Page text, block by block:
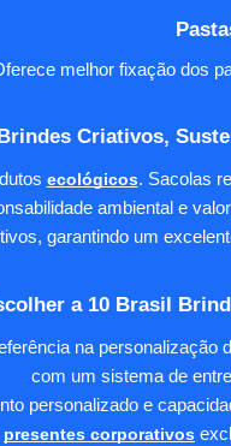
melhor fixação dos
Criativos,
ecológicos. Sacolas
ambiental e
garantindo um
a 10 Brasil
na personalização
com um sistema de
personalizado e
presentes corporativos